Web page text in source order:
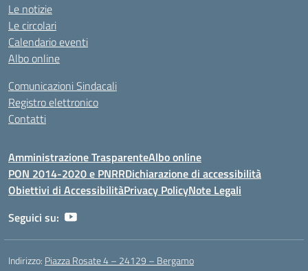
Le notizie
Le circolari
Calendario eventi
Albo online
Comunicazioni Sindacali
Registro elettronico
Contatti
Amministrazione TrasparenteAlbo online
PON 2014-2020 e PNRRDichiarazione di accessibilità
Obiettivi di AccessibilitàPrivacy PolicyNote Legali
Seguici su:
Indirizzo: Piazza Rosate 4 – 24129 – Bergamo